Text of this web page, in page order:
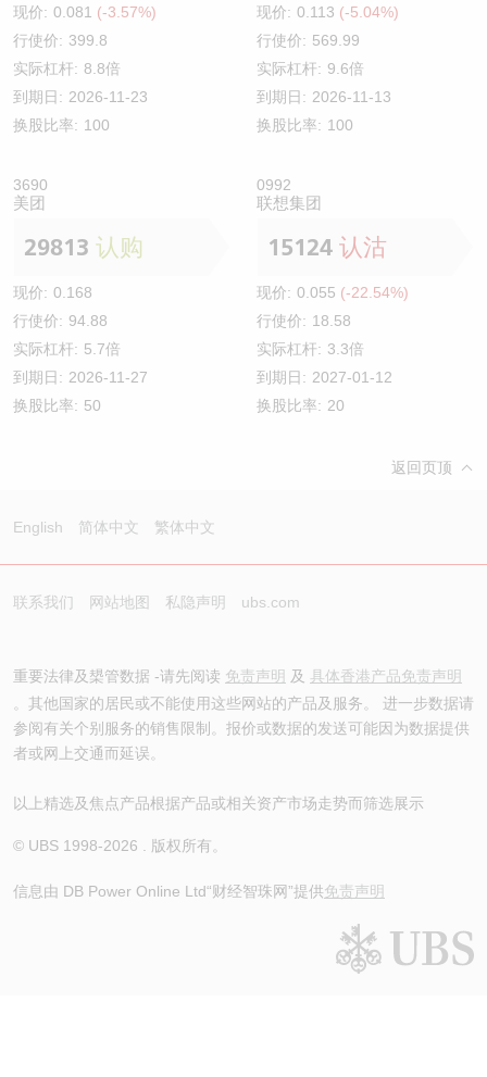
现价: 0.081 (-3.57%)
行使价: 399.8
实际杠杆: 8.8倍
到期日: 2026-11-23
换股比率: 100
现价: 0.113 (-5.04%)
行使价: 569.99
实际杠杆: 9.6倍
到期日: 2026-11-13
换股比率: 100
3690
美团
29813 认购
现价: 0.168
行使价: 94.88
实际杠杆: 5.7倍
到期日: 2026-11-27
换股比率: 50
0992
联想集团
15124 认沽
现价: 0.055 (-22.54%)
行使价: 18.58
实际杠杆: 3.3倍
到期日: 2027-01-12
换股比率: 20
返回页顶
English 简体中文 繁体中文
联系我们 网站地图 私隐声明 ubs.com
重要法律及槼管数据 -请先阅读 免责声明 及 具体香港产品免责声明
。其他国家的居民或不能使用这些网站的产品及服务。 进一步数据请
参阅有关个别服务的销售限制。报价或数据的发送可能因为数据提供
者或网上交通而延误。
以上精选及焦点产品根据产品或相关资产市场走势而筛选展示
© UBS 1998-2026 . 版权所有。
信息由 DB Power Online Ltd“财经智珠网”提供免责声明